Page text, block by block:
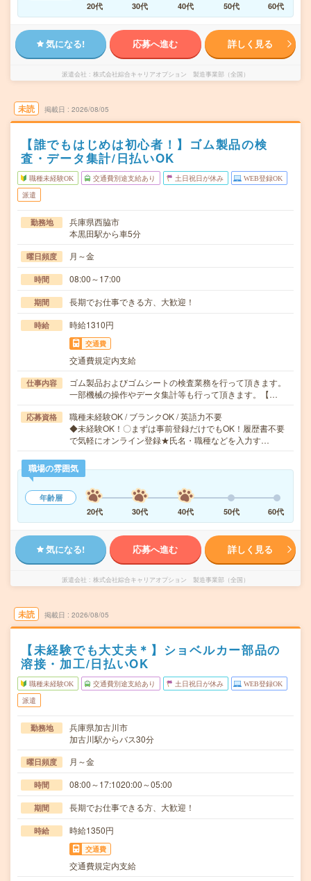
20代
30代 40代 50代 60代
気になる! 応募へ進む 詳しく見る
派遣会社 株式会社綜合キャリアオプション 製造事業部（全国）
未読 掲載日 2026/08/05
【誰でもはじめは初心者！】ゴム製品の検
査・データ集計/日払いOK
職種未経験OK 交通費別途支給あり 土日祝日が休み WEB登録OK
派遣
勤務地
兵庫県西脇市
本黒田駅から車5分
曜日頻度 月～金
時間 08:00～17:00
期間 長期でお仕事できる方、大歓迎！
時給 時給1310円
交通費
交通費規定内支給
仕事内容
ゴム製品およびゴムシートの検査業務を行って頂きます。
一部機械の操作やデータ集計等も行って頂きます。【…
応募資格
職種未経験OK / ブランクOK / 英語力不要
◆未経験OK！〇まずは事前登録だけでもOK！履歴書不要
で気軽にオンライン登録★氏名・職種などを入力す…
職場の雰囲気
年齢層
20代
30代 40代 50代 60代
気になる! 応募へ進む 詳しく見る
派遣会社 株式会社綜合キャリアオプション 製造事業部（全国）
未読 掲載日 2026/08/05
【未経験でも大丈夫＊】ショベルカー部品の
溶接・加工/日払いOK
職種未経験OK 交通費別途支給あり 土日祝日が休み WEB登録OK
派遣
勤務地
兵庫県加古川市
加古川駅からバス30分
曜日頻度 月～金
時間 08:00～17:1020:00～05:00
期間 長期でお仕事できる方、大歓迎！
時給 時給1350円
交通費
交通費規定内支給